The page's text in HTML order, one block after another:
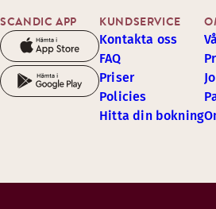
SCANDIC APP KUNDSERVICE
Kontakta oss
FAQ
Priser
Policies
Hitta din bokning